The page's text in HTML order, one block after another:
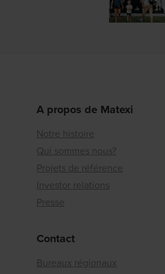
A propos de Matexi
Notre histoire
Qui sommes nous?
Projets de référence
Investor relations
Presse
Contact
Bureaux régionaux